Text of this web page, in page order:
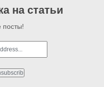
на статьи
посты!